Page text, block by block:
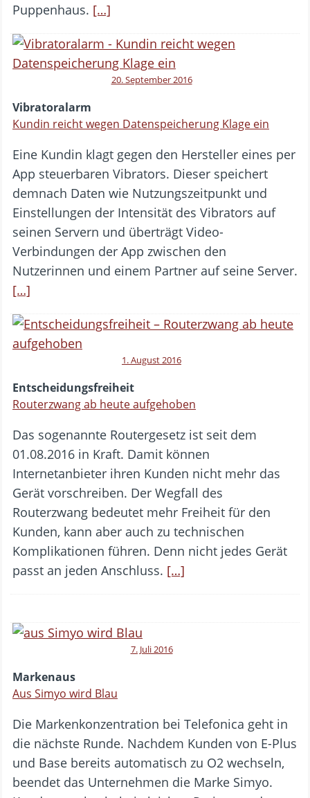
Puppenhaus. […]
20. September 2016
Vibratoralarm
Kundin reicht wegen Datenspeicherung Klage ein
Eine Kundin klagt gegen den Hersteller eines per
App steuerbaren Vibrators. Dieser speichert
demnach Daten wie Nutzungszeitpunkt und
Einstellungen der Intensität des Vibrators auf
seinen Servern und überträgt Video-
Verbindungen der App zwischen den
Nutzerinnen und einem Partner auf seine Server.
[…]
1. August 2016
Entscheidungsfreiheit
Routerzwang ab heute aufgehoben
Das sogenannte Routergesetz ist seit dem
01.08.2016 in Kraft. Damit können
Internetanbieter ihren Kunden nicht mehr das
Gerät vorschreiben. Der Wegfall des
Routerzwang bedeutet mehr Freiheit für den
Kunden, kann aber auch zu technischen
Komplikationen führen. Denn nicht jedes Gerät
passt an jeden Anschluss. […]
7. Juli 2016
Markenaus
Aus Simyo wird Blau
Die Markenkonzentration bei Telefonica geht in
die nächste Runde. Nachdem Kunden von E-Plus
und Base bereits automatisch zu O2 wechseln,
beendet das Unternehmen die Marke Simyo.